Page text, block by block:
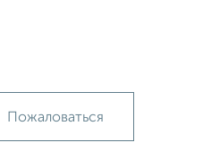
Пожаловаться